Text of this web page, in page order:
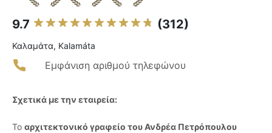
9.7 (312)
Καλαμάτα, Kalamáta
Εμφάνιση αριθμού τηλεφώνου
Σχετικά με την εταιρεία:
Το αρχιτεκτονικό γραφείο του Ανδρέα Πετρόπουλου